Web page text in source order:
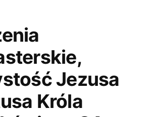
Jezusa
Króla